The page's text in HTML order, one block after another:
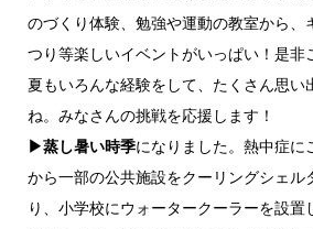
のづくり体験、勉強や運動の教室から、
つり等楽しいイベントがいっぱい！是非
夏もいろんな経験をして、たくさん思い
ね。みなさんの挑戦を応援します！
▶蒸し暑い時季になりました。熱中症に
から一部の公共施設をクーリングシェル
り、小学校にウォータークーラーを設置